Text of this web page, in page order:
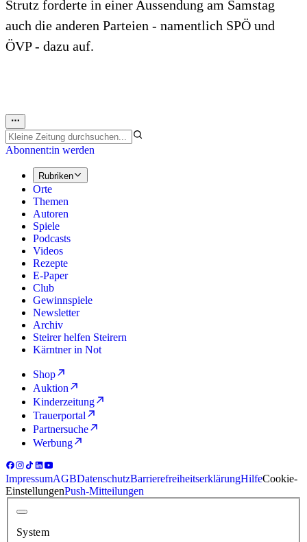
Strutz forderte in einer Aussendung am Samstag
auch die anderen Parteien - namentlich SPÖ und
ÖVP - dazu auf.
Abonnent:in werden
Rubriken
Orte
Themen
Autoren
Spiele
Podcasts
Videos
Rezepte
E-Paper
Club
Gewinnspiele
Newsletter
Archiv
Steirer helfen Steirern
Kärntner in Not
Shop
Auktion
Kinderzeitung
Trauerportal
Partnersuche
Werbung
ImpressumAGBDatenschutzBarrierefreiheitserklärungHilfeCookie-
EinstellungenPush-Mitteilungen
System